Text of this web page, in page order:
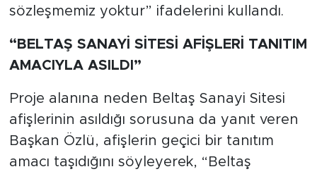
sözleşmemiz yoktur” ifadelerini kullandı.
“BELTAŞ SANAYİ SİTESİ AFİŞLERİ TANITIM
AMACIYLA ASILDI”
Proje alanına neden Beltaş Sanayi Sitesi
afişlerinin asıldığı sorusuna da yanıt veren
Başkan Özlü, afişlerin geçici bir tanıtım
amacı taşıdığını söyleyerek, “Beltaş